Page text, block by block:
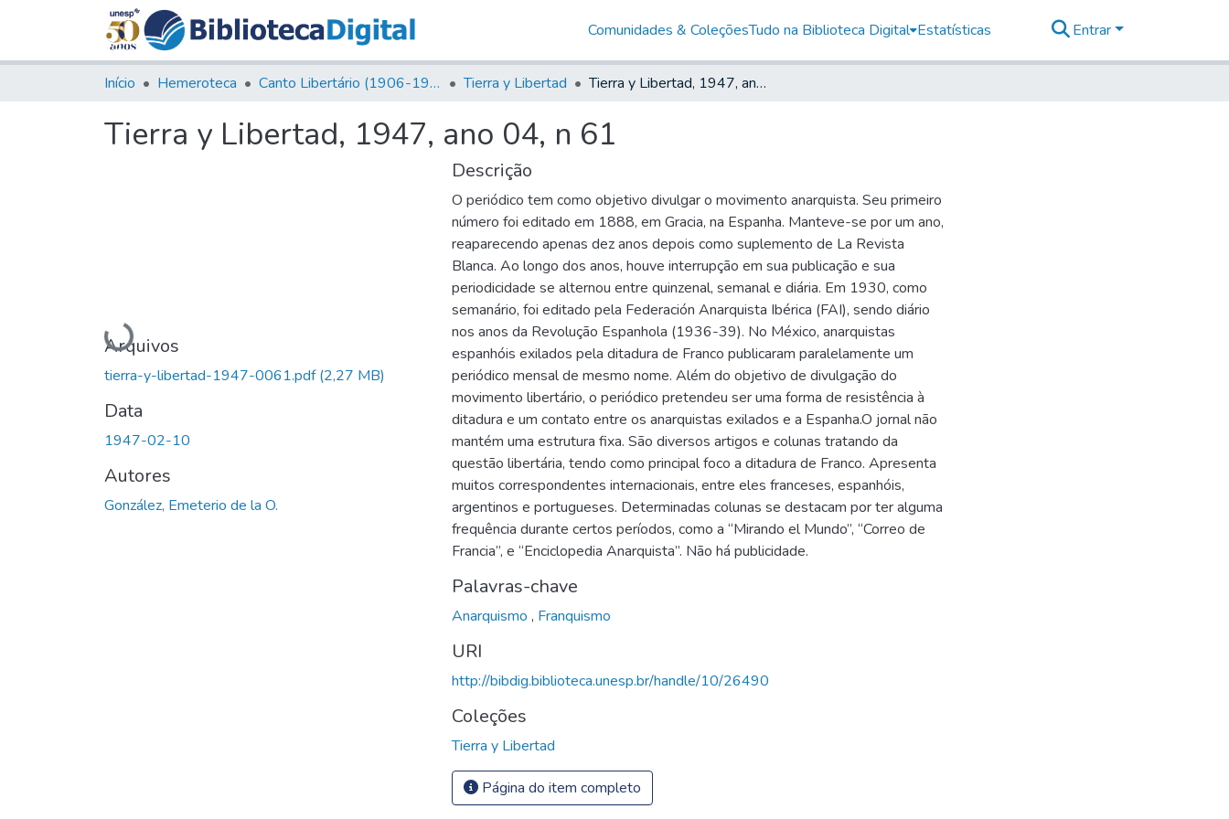
Comunidades & ColeçõesTudo na Biblioteca Digital Estatísticas Entrar
Início Hemeroteca Canto Libertário (1906-1995) Tierra y Libertad Tierra y Libertad, 1947, ano 04, n 61
Tierra y Libertad, 1947, ano 04, n 61
Carregando...
Arquivos
tierra-y-libertad-1947-0061.pdf(2,27 MB)
Data
1947-02-10
Autores
González, Emeterio de la O.
Descrição
O periódico tem como objetivo divulgar o movimento anarquista. Seu primeiro
número foi editado em 1888, em Gracia, na Espanha. Manteve-se por um ano,
reaparecendo apenas dez anos depois como suplemento de La Revista
Blanca. Ao longo dos anos, houve interrupção em sua publicação e sua
periodicidade se alternou entre quinzenal, semanal e diária. Em 1930, como
semanário, foi editado pela Federación Anarquista Ibérica (FAI), sendo diário
nos anos da Revolução Espanhola (1936-39). No México, anarquistas
espanhóis exilados pela ditadura de Franco publicaram paralelamente um
periódico mensal de mesmo nome. Além do objetivo de divulgação do
movimento libertário, o periódico pretendeu ser uma forma de resistência à
ditadura e um contato entre os anarquistas exilados e a Espanha.O jornal não
mantém uma estrutura fixa. São diversos artigos e colunas tratando da
questão libertária, tendo como principal foco a ditadura de Franco. Apresenta
muitos correspondentes internacionais, entre eles franceses, espanhóis,
argentinos e portugueses. Determinadas colunas se destacam por ter alguma
frequência durante certos períodos, como a “Mirando el Mundo”, “Correo de
Francia”, e “Enciclopedia Anarquista”. Não há publicidade.
Palavras-chave
Anarquismo , Franquismo
URI
http://bibdig.biblioteca.unesp.br/handle/10/26490
Coleções
Tierra y Libertad
Página do item completo